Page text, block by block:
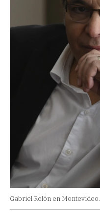
Gabriel Rolón en Montevideo.